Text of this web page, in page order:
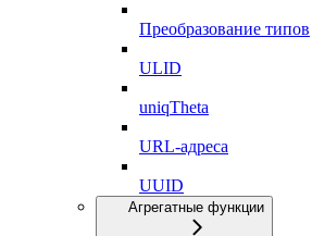
Преобразование типов
ULID
uniqTheta
URL-адреса
UUID
Агрегатные функции